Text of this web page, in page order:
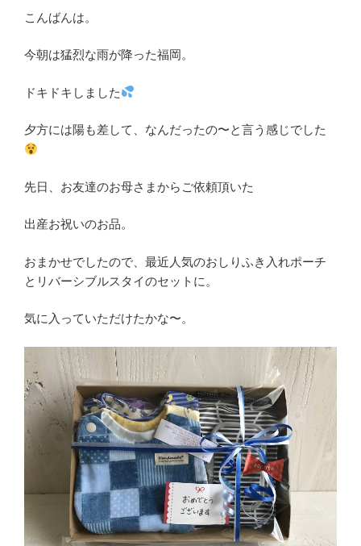
こんばんは。
今朝は猛烈な雨が降った福岡。
ドキドキしました
夕方には陽も差して、なんだったの〜と言う感じでした
先日、お友達のお母さまからご依頼頂いた
出産お祝いのお品。
おまかせでしたので、最近人気のおしりふき入れポーチ
とリバーシブルスタイのセットに。
気に入っていただけたかな〜。